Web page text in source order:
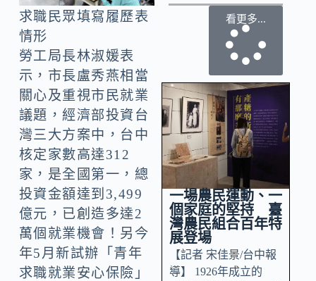
求職民眾填寫履歷表
情形
勞工局長林淑媛表
示，市長盧秀燕相當
關心及重視市民就業
議題，經濟部投資台
灣三大方案中，台中
核定家數高達312
家，是全國第一，總
投資金額達到3,499
億元，已創造多達2
萬個就業機會！另今
年5月新試辦「青年
求職就業安心保險」
看更多...
一場農民運動、一
個家庭的堅持 臺
灣農民組合百年特
展登場
【記者 宋佳景/台中報
導】 1926年成立的